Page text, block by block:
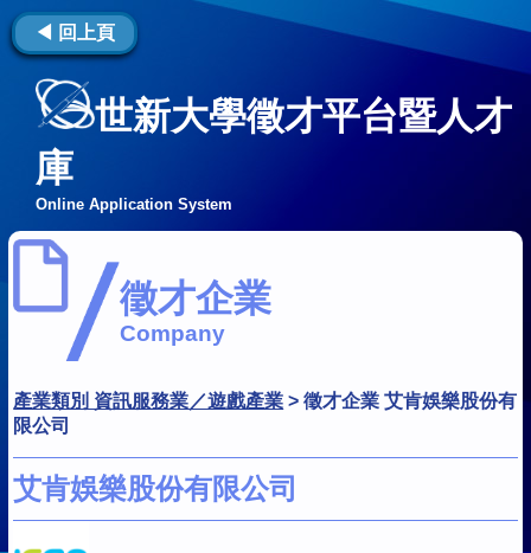
◀ 回上頁
世新大學徵才平台暨人才
庫
Online Application System
徵才企業
Company
產業類別 資訊服務業／遊戲產業 >徵才企業 艾肯娛樂股份有
限公司
艾肯娛樂股份有限公司